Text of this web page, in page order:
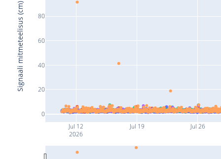
Jul 12
2026
Jul 19 Jul 26
0
20
40
60
80
Signaali mitmeteelisus (cm)